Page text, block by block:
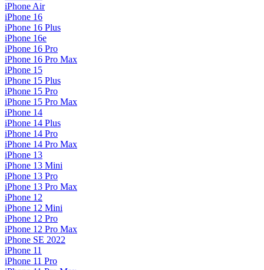
iPhone Air
iPhone 16
iPhone 16 Plus
iPhone 16e
iPhone 16 Pro
iPhone 16 Pro Max
iPhone 15
iPhone 15 Plus
iPhone 15 Pro
iPhone 15 Pro Max
iPhone 14
iPhone 14 Plus
iPhone 14 Pro
iPhone 14 Pro Max
iPhone 13
iPhone 13 Mini
iPhone 13 Pro
iPhone 13 Pro Max
iPhone 12
iPhone 12 Mini
iPhone 12 Pro
iPhone 12 Pro Max
iPhone SE 2022
iPhone 11
iPhone 11 Pro